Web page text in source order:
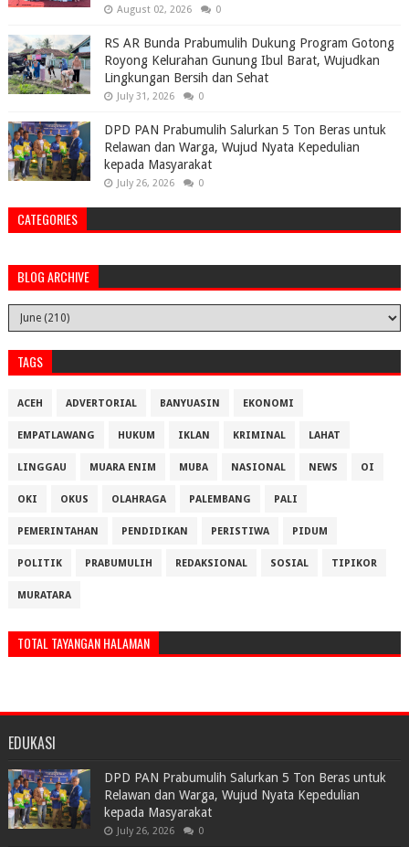
August 02, 2026 0
RS AR Bunda Prabumulih Dukung Program Gotong
Royong Kelurahan Gunung Ibul Barat, Wujudkan
Lingkungan Bersih dan Sehat
July 31, 2026 0
DPD PAN Prabumulih Salurkan 5 Ton Beras untuk
Relawan dan Warga, Wujud Nyata Kepedulian
kepada Masyarakat
July 26, 2026 0
CATEGORIES
BLOG ARCHIVE
TAGS
ACEH ADVERTORIAL BANYUASIN EKONOMI
EMPATLAWANG HUKUM IKLAN KRIMINAL LAHAT
LINGGAU MUARA ENIM MUBA NASIONAL NEWS OI
OKI OKUS OLAHRAGA PALEMBANG PALI
PEMERINTAHAN PENDIDIKAN PERISTIWA PIDUM
POLITIK PRABUMULIH REDAKSIONAL SOSIAL TIPIKOR
MURATARA
TOTAL TAYANGAN HALAMAN
EDUKASI
DPD PAN Prabumulih Salurkan 5 Ton Beras untuk
Relawan dan Warga, Wujud Nyata Kepedulian
kepada Masyarakat
July 26, 2026 0